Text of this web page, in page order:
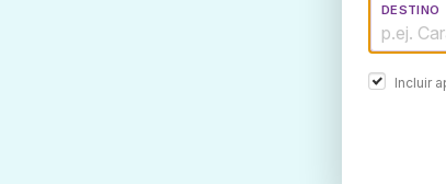
DESTINO
Incluir